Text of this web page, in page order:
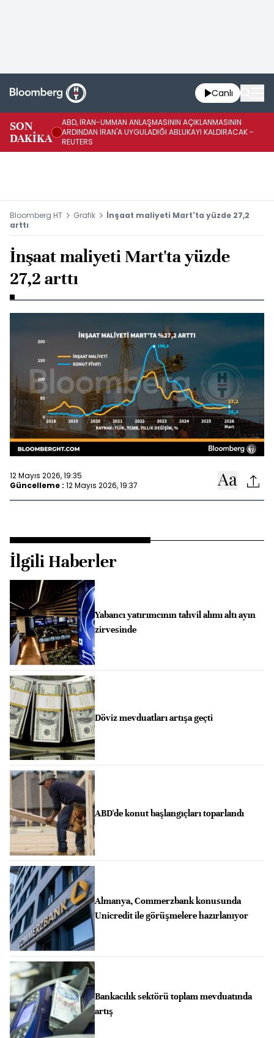
Canlı
SON
DAKİKA
ABD, İRAN-UMMAN ANLAŞMASININ AÇIKLANMASININ
ARDINDAN İRAN'A UYGULADIĞI ABLUKAYI KALDIRACAK -
REUTERS
Bloomberg HT Grafik
İnşaat maliyeti Mart'ta yüzde 27,2
arttı
İnşaat maliyeti Mart'ta yüzde
27,2 arttı
12 Mayıs 2026, 19:35
Güncelleme : 12 Mayıs 2026, 19:37
İlgili Haberler
Yabancı yatırımcının tahvil alımı altı ayın
zirvesinde
Döviz mevduatları artışa geçti
ABD'de konut başlangıçları toparlandı
Almanya, Commerzbank konusunda
Unicredit ile görüşmelere hazırlanıyor
Bankacılık sektörü toplam mevduatında
artış